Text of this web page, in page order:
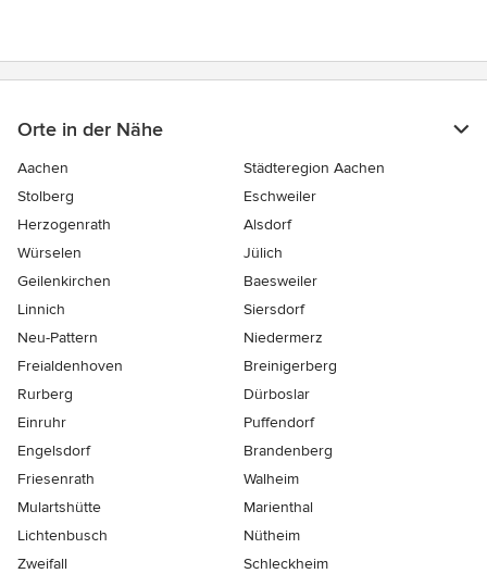
Orte in der Nähe
Aachen
Städteregion Aachen
Stolberg
Eschweiler
Herzogenrath
Alsdorf
Würselen
Jülich
Geilenkirchen
Baesweiler
Linnich
Siersdorf
Neu-Pattern
Niedermerz
Freialdenhoven
Breinigerberg
Rurberg
Dürboslar
Einruhr
Puffendorf
Engelsdorf
Brandenberg
Friesenrath
Walheim
Mulartshütte
Marienthal
Lichtenbusch
Nütheim
Zweifall
Schleckheim